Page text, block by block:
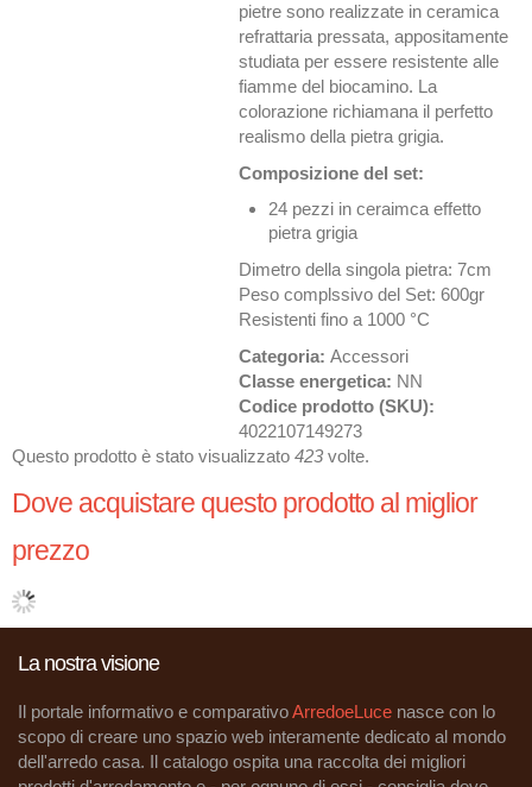
pietre sono realizzate in ceramica
refrattaria pressata, appositamente
studiata per essere resistente alle
fiamme del biocamino. La
colorazione richiamana il perfetto
realismo della pietra grigia.
Composizione del set:
24 pezzi in ceraimca effetto
pietra grigia
Dimetro della singola pietra: 7cm
Peso complssivo del Set: 600gr
Resistenti fino a 1000 °C
Categoria:Accessori
Classe energetica: NN
Codice prodotto (SKU):
4022107149273
Questo prodotto è stato visualizzato 423 volte.
Dove acquistare questo prodotto al miglior
prezzo
La nostra visione
Il portale informativo e comparativoArredoeLuce nasce con lo
scopo di creare uno spazio web interamente dedicato al mondo
dell'arredo casa. Il catalogo ospita una raccolta dei migliori